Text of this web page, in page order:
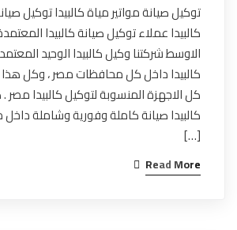
توكيل صيانة مواتير مياة كالبيدا توكيل
كالبيدا عملاء توكيل صيانة كالبيدا
الاوسط شركتنا وكيل كالبيدا الوحيد
كالبيدا داخل كل محافظات مصر ، وكل
كل الاجهزة المنسوبة لتوكيل كالبيدا
كالبيدا صيانة كاملة وفورية وشاملة
[…]
Read More